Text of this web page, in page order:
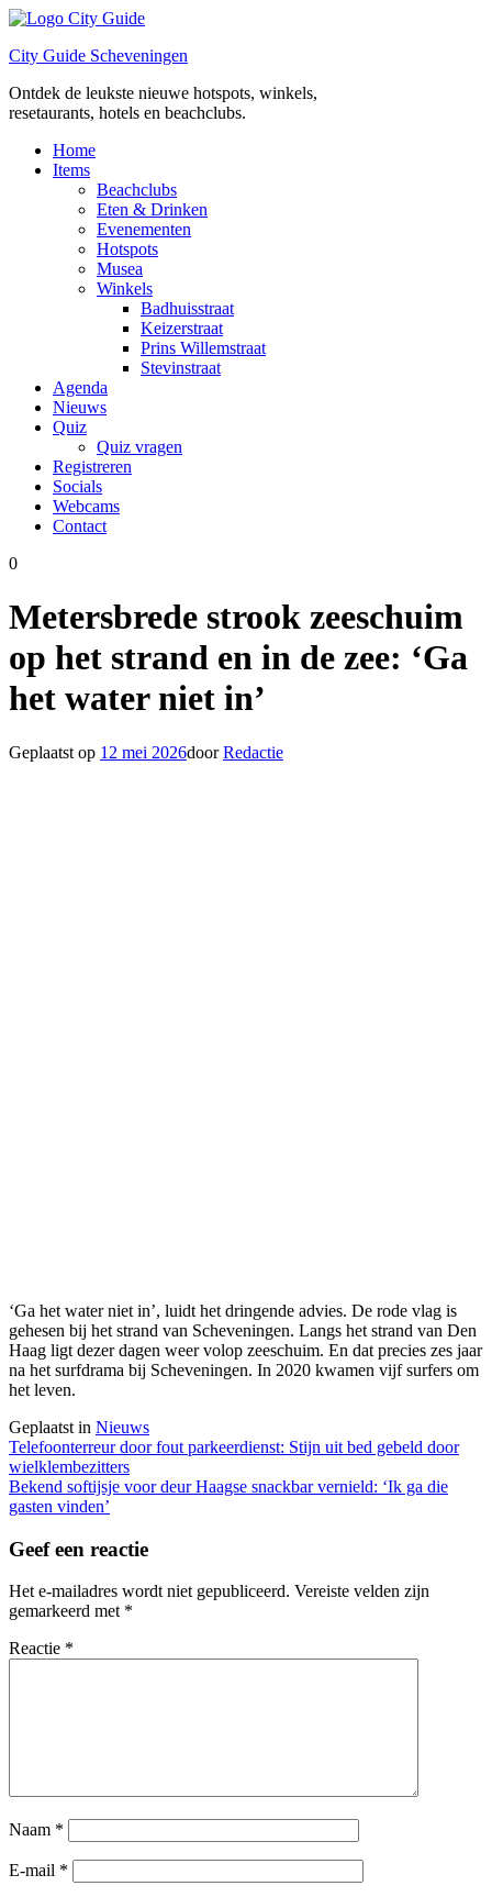
Ga
de
City Guide Scheveningen
Ontdek de leukste nieuwe hotspots, winkels,
resetaurants, hotels en beachclubs.
Home
Items
Beachclubs
Eten & Drinken
Evenementen
Hotspots
Musea
Winkels
Badhuisstraat
Keizerstraat
Prins Willemstraat
Stevinstraat
Agenda
Nieuws
Quiz
Quiz vragen
Registreren
Socials
Webcams
Contact
0
Metersbrede strook zeeschuim
op het strand en in de zee: ‘Ga
het water niet in’
Geplaatst op 12 mei 2026door Redactie
‘Ga het water niet in’, luidt het dringende advies. De rode vlag is
gehesen bij het strand van Scheveningen. Langs het strand van Den
Haag ligt dezer dagen weer volop zeeschuim. En dat precies zes jaar
na het surfdrama bij Scheveningen. In 2020 kwamen vijf surfers om
het leven.
Geplaatst in Nieuws
Berichtnavigatie
Telefoonterreur door fout parkeerdienst: Stijn uit bed gebeld door
wielklembezitters
Bekend softijsje voor deur Haagse snackbar vernield: ‘Ik ga die
gasten vinden’
Geef een reactie
Het e-mailadres wordt niet gepubliceerd. Vereiste velden zijn
gemarkeerd met *
Reactie *
Naam *
E-mail *